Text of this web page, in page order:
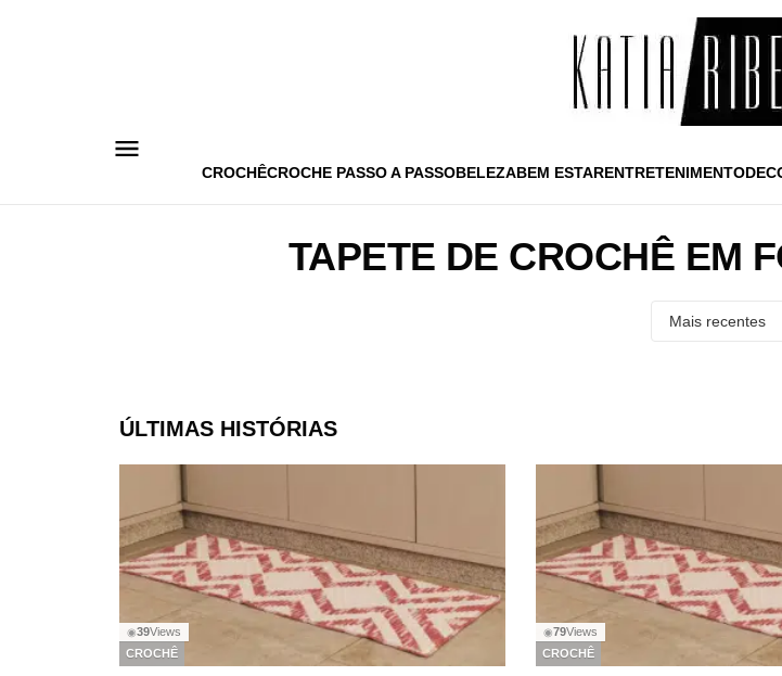
CROCHÊCROCHE PASSO A PASSOBELEZABEM ESTARENTRETENIMENTO
TAPETE DE CROCHÊ EM
ÚLTIMAS HISTÓRIAS
◉39Views
CROCHÊ
◉79Views
CROCHÊ